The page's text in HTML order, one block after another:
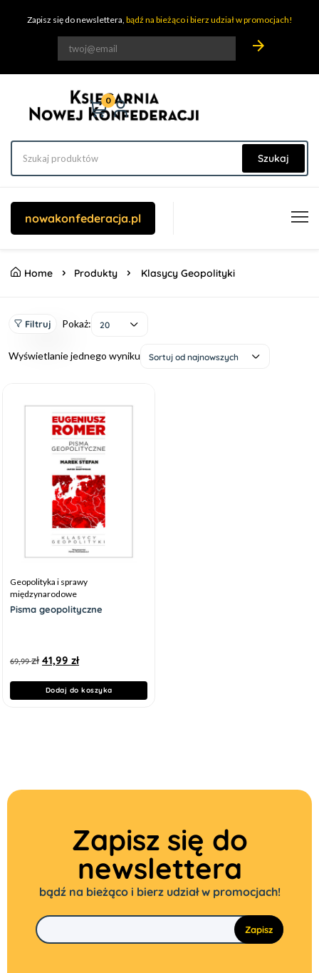
Zapisz się do newslettera, bądź na bieżąco i bierz udział w promocjach!
arrow_forward
0
Szukaj
nowakonfederacja.pl
Home Produkty Klasycy Geopolityki
Filtruj Pokaż: 20
Wyświetlanie jednego wyniku Sortuj od najnowszych
Geopolityka i sprawy
międzynarodowe
Pisma geopolityczne
69,99zł 41,99 zł
Dodaj do koszyka
Zapisz się do
newslettera
bądź na bieżąco i bierz udział w promocjach!